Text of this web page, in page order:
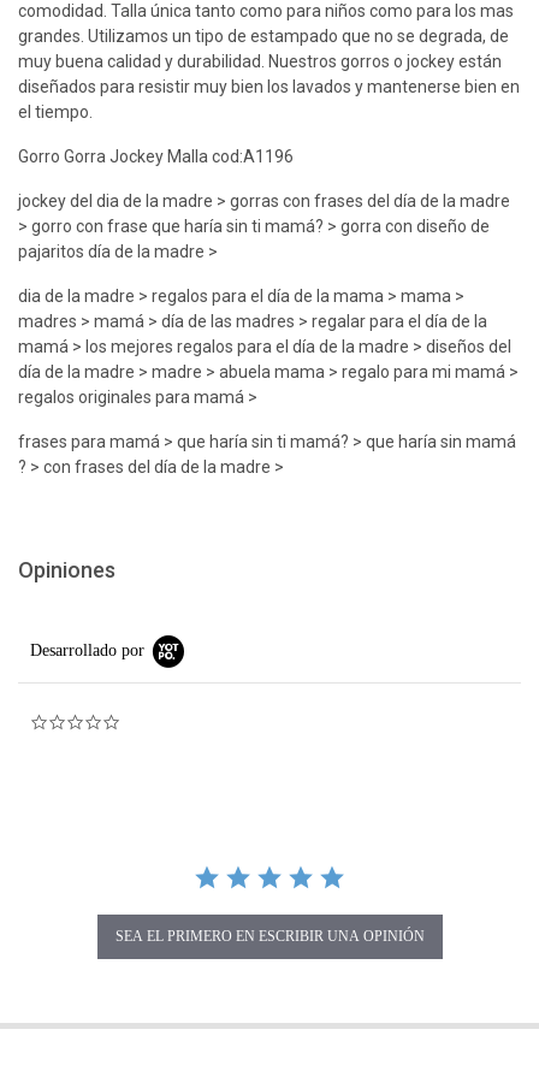
comodidad. Talla única tanto como para niños como para los mas
grandes. Utilizamos un tipo de estampado que no se degrada, de
muy buena calidad y durabilidad. Nuestros gorros o jockey están
diseñados para resistir muy bien los lavados y mantenerse bien en
el tiempo.
Gorro Gorra Jockey Malla cod:A1196
jockey del dia de la madre > gorras con frases del día de la madre
> gorro con frase que haría sin ti mamá? > gorra con diseño de
pajaritos día de la madre >
dia de la madre > regalos para el día de la mama > mama >
madres > mamá > día de las madres > regalar para el día de la
mamá > los mejores regalos para el día de la madre > diseños del
día de la madre > madre > abuela mama > regalo para mi mamá >
regalos originales para mamá >
frases para mamá > que haría sin ti mamá? > que haría sin mamá
? > con frases del día de la madre >
Opiniones
Desarrollado por
SEA EL PRIMERO EN ESCRIBIR UNA OPINIÓN